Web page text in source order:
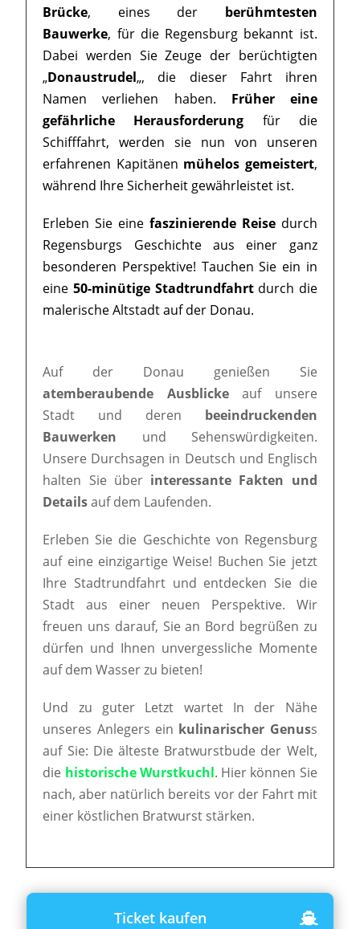
Brücke, eines der berühmtesten
Bauwerke, für die Regensburg bekannt ist.
Dabei werden Sie Zeuge der berüchtigten
„Donaustrudel„, die dieser Fahrt ihren
Namen verliehen haben. Früher eine
gefährliche Herausforderung für die
Schifffahrt, werden sie nun von unseren
erfahrenen Kapitänen mühelos gemeistert,
während Ihre Sicherheit gewährleistet ist.
Erleben Sie eine faszinierende Reisedurch
Regensburgs Geschichte aus einer ganz
besonderen Perspektive! Tauchen Sie ein in
eine 50-minütige Stadtrundfahrtdurch die
malerische Altstadt auf der Donau.
Auf der Donau genießen Sie
atemberaubende Ausblickeauf unsere
Stadt und deren beeindruckenden
Bauwerken und Sehenswürdigkeiten.
Unsere Durchsagen in Deutsch und Englisch
halten Sie über interessante Fakten und
Detailsauf dem Laufenden.
Erleben Sie die Geschichte von Regensburg
auf eine einzigartige Weise! Buchen Sie jetzt
Ihre Stadtrundfahrt und entdecken Sie die
Stadt aus einer neuen Perspektive. Wir
freuen uns darauf, Sie an Bord begrüßen zu
dürfen und Ihnen unvergessliche Momente
auf dem Wasser zu bieten!
Und zu guter Letzt wartet In der Nähe
unseres Anlegers ein kulinarischer Genuss
auf Sie: Die älteste Bratwurstbude der Welt,
die historische Wurstkuchl. Hier können Sie
nach, aber natürlich bereits vor der Fahrt mit
einer köstlichen Bratwurst stärken.
Ticket kaufen